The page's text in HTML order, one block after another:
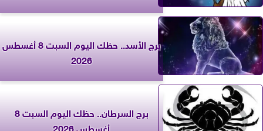
برج الأسد.. حظك اليوم السبت 8 أغسطس
2026
برج السرطان.. حظك اليوم السبت 8
أغسطس 2026